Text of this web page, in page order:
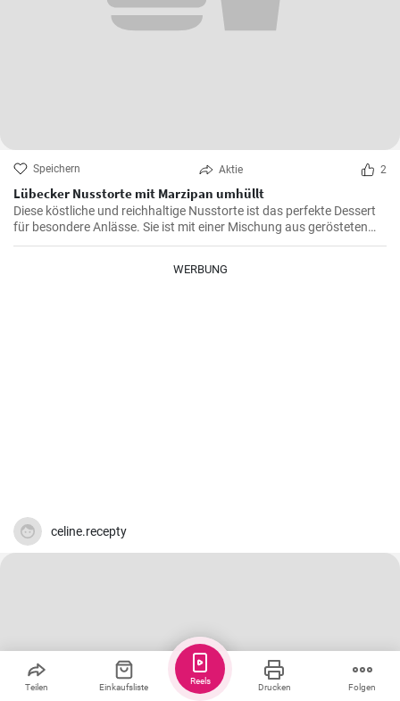
Speichern Aktie 2
Lübecker Nusstorte mit Marzipan umhüllt
Diese köstliche und reichhaltige Nusstorte ist das perfekte Dessert
für besondere Anlässe. Sie ist mit einer Mischung aus gerösteten
Nüssen und einer cremigen Füllung gefüllt, die von einer knackigen
WERBUNG
celine.recepty
Teilen Einkaufsliste Drucken Folgen
Reels